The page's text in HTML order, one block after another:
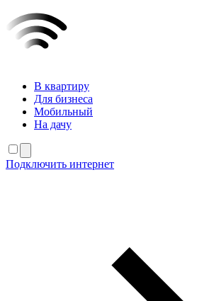
В квартиру
Для бизнеса
Мобильный
На дачу
Подключить интернет